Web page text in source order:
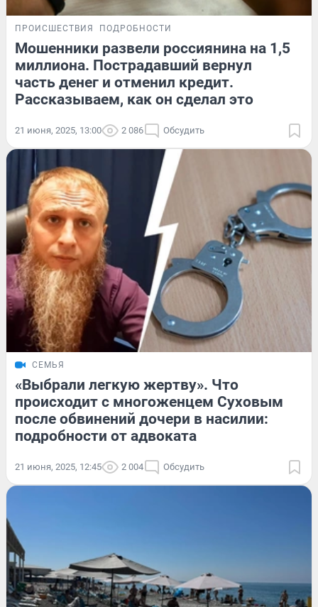
ПРОИСШЕСТВИЯ ПОДРОБНОСТИ
Мошенники развели россиянина на 1,5
миллиона. Пострадавший вернул
часть денег и отменил кредит.
Рассказываем, как он сделал это
21 июня, 2025, 13:00 2 086 Обсудить
СЕМЬЯ
«Выбрали легкую жертву». Что
происходит с многоженцем Суховым
после обвинений дочери в насилии:
подробности от адвоката
21 июня, 2025, 12:45 2 004 Обсудить